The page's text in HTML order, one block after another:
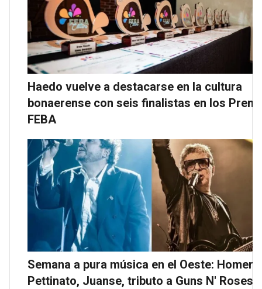
Haedo vuelve a destacarse en la cultura
bonaerense con seis finalistas en los
FEBA
Semana a pura música en el Oeste: Homero
Pettinato, Juanse, tributo a Guns N' Roses y